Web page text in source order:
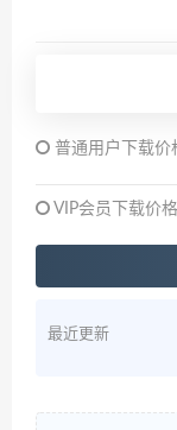
普通用户下载价
VIP会员下载价
最近更新